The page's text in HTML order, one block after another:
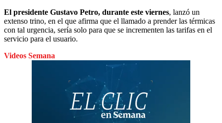
El presidente Gustavo Petro, durante este viernes, lanzó un
extenso trino, en el que afirma que el llamado a prender las térmicas
con tal urgencia, sería solo para que se incrementen las tarifas en el
servicio para el usuario.
Videos Semana